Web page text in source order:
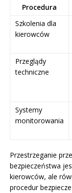
Procedura
Szkolenia dla
kierowców
Przeglądy
techniczne
Systemy
monitorowania
Przestrzeganie
bezpieczeństwa
kierowców, ale
procedur